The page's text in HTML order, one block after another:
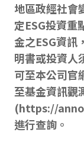
地區政經社會
定ESG投資重
金之ESG資訊
明書或投資人
可至本公司
至基金資訊觀
(https://
進行查詢。